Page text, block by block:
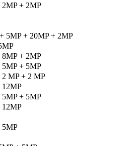
2MP + 2MP
5MP + 20MP + 2MP
8MP + 2MP
5MP + 5MP
2 MP + 2 MP
12MP
5MP + 5MP
12MP
5MP